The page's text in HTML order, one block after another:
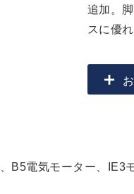
追加。
スに優れ
B5電気モーター、IE3